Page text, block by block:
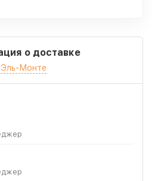
о доставке
Эль-Монте